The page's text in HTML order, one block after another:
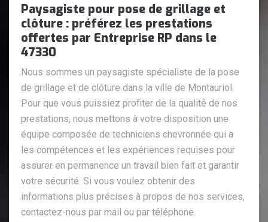
Paysagiste pour pose de grillage et
clôture : préférez les prestations
offertes par Entreprise RP dans le
47330
Nous sommes un paysagiste spécialiste de la pose
de grillage et de clôture dans la ville de Montauriol.
Pour que vous puissiez profiter de la qualité de nos
prestations, nous mettons à votre disposition une
équipe composée de techniciens chevronnée qui a
les compétences et les expériences requises pour
assurer en permanence un travail bien fait et garantir
votre sécurité. Si vous voulez obtenir des
informations plus précises à propos de nos services,
contactez-nous par mail ou par téléphone.